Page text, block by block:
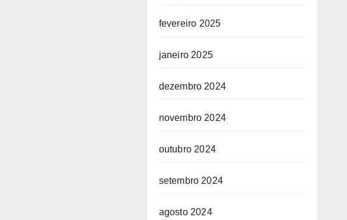
fevereiro 2025
janeiro 2025
dezembro 2024
novembro 2024
outubro 2024
setembro 2024
agosto 2024